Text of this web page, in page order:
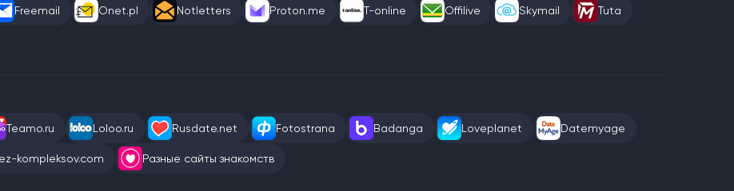
Freemail Onet.pl Notletters Proton.me T-online Offilive Skymail Tuta
Teamo.ru Loloo.ru Rusdate.net Fotostrana Badanga Loveplanet Datemyage
kompleksov.com Разные сайты знакомств